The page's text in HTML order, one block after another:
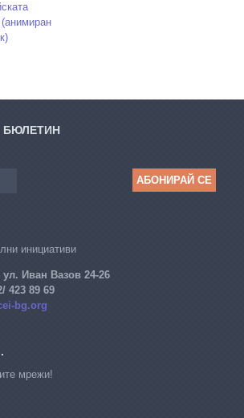
БЮЛЕТИН
инициативи
Иван Вазов 24-26
423 89 69
bg.org
мрежи!